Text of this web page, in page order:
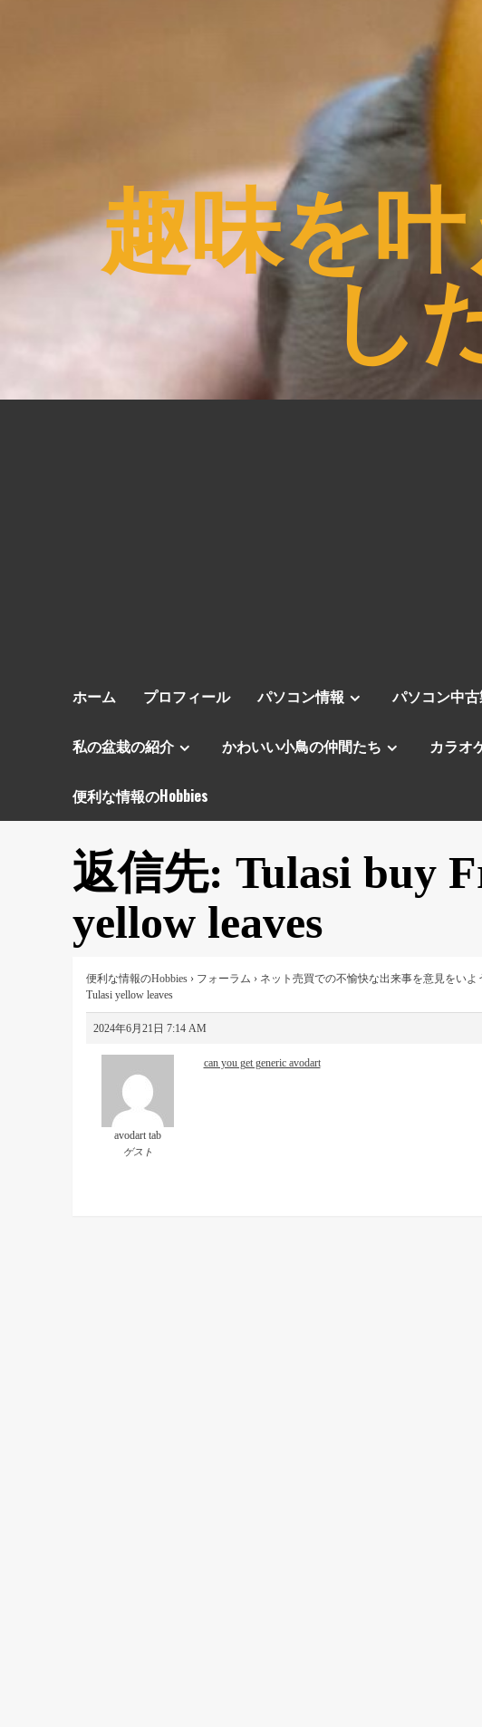
趣味を
し
ホーム プロフィール パソコン情報 パソコン中
私の盆栽の紹介 かわいい小鳥の仲間たち カラオ
便利な情報のHobbies
返信先: Tulasi buy
yellow leaves
便利な情報のHobbies › フォーラム › ネット売買での不愉快な出来事を意見をいよ
Tulasi yellow leaves
2024年6月21日 7:14 AM
avodart tab
ゲスト
can you get generic avodart